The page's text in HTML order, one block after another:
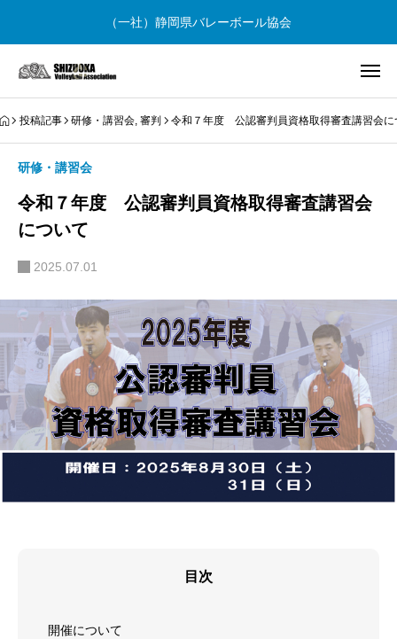
（一社）静岡県バレーボール協会
投稿記事 研修・講習会,審判 令和７年度 公認審判員資格取得審査講習会に
研修・講習会
令和７年度 公認審判員資格取得審査講習会
について
2025.07.01
目次
開催について